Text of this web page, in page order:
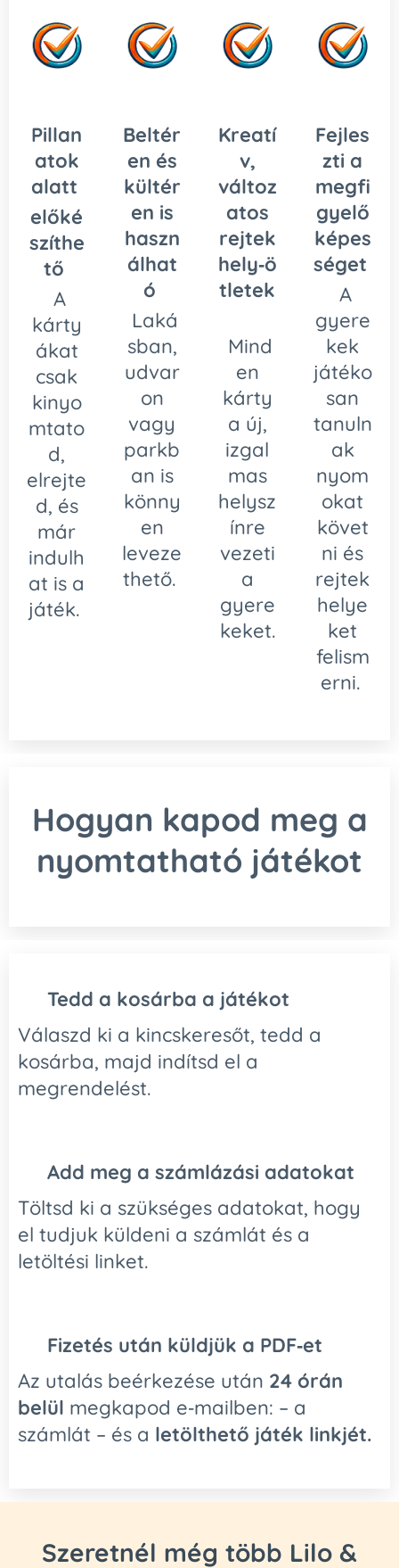
Pillan
atok
alatt
előké
szíthe
tő
A
kárty
ákat
csak
kinyo
mtato
d,
elrejte
d, és
már
indulh
at is a
játék.
Beltér
en és
kültér
en is
haszn
álhat
ó
Laká
sban,
udvar
on
vagy
parkb
an is
könny
en
leveze
thető.
Kreatí
v,
változ
atos
rejtek
hely‑ö
tletek
Mind
en
kárty
a új,
izgal
mas
helysz
ínre
vezeti
a
gyere
keket.
Fejles
zti a
megfi
gyelő
képes
séget
A
gyere
kek
játéko
san
tanuln
ak
nyom
okat
követ
ni és
rejtek
helye
ket
felism
erni.
Hogyan kapod meg a
nyomtatható játékot
Tedd a kosárba a játékot
Válaszd ki a kincskeresőt, tedd a
kosárba, majd indítsd el a
megrendelést.
Add meg a számlázási adatokat
Töltsd ki a szükséges adatokat, hogy
el tudjuk küldeni a számlát és a
letöltési linket.
Fizetés után küldjük a PDF‑et
Az utalás beérkezése után 24 órán
belül megkapod e‑mailben: – a
számlát – és a letölthető játék linkjét.
Szeretnél még több Lilo &